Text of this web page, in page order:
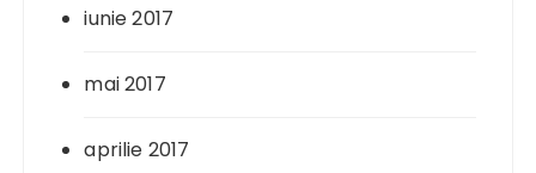
iunie 2017
mai 2017
aprilie 2017